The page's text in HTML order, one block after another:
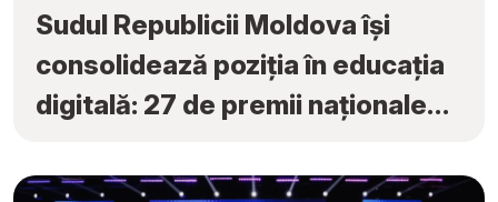
Sudul Republicii Moldova își
consolidează poziția în educația
digitală: 27 de premii naționale
Ambassadors”